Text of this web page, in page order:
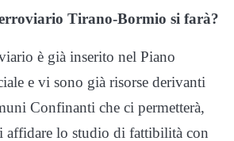
Tirano-Bormio si farà?
è già inserito nel Piano
e vi sono già risorse derivanti
Confinanti che ci permetterà,
affidare lo studio di fattibilità con